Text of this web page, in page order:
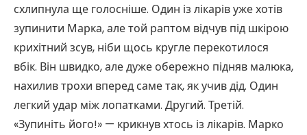
схлипнула ще голосніше. Один із лікарів уже хотів
зупинити Марка, але той раптом відчув під шкірою
крихітний зсув, ніби щось кругле перекотилося
вбік. Він швидко, але дуже обережно підняв малюка,
нахилив трохи вперед саме так, як учив дід. Один
легкий удар між лопатками. Другий. Третій.
«Зупиніть його!» — крикнув хтось із лікарів. Марко